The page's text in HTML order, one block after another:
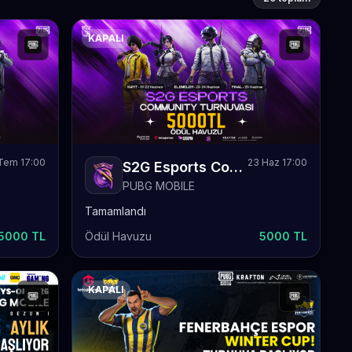
17:00
TL
KAPALI
S2G Esports Community Turnuvası 1
PUBG MOBILE
23 Haz 17:00
Tamamlandı
Ödül Havuzu
5000 TL
KAPALI